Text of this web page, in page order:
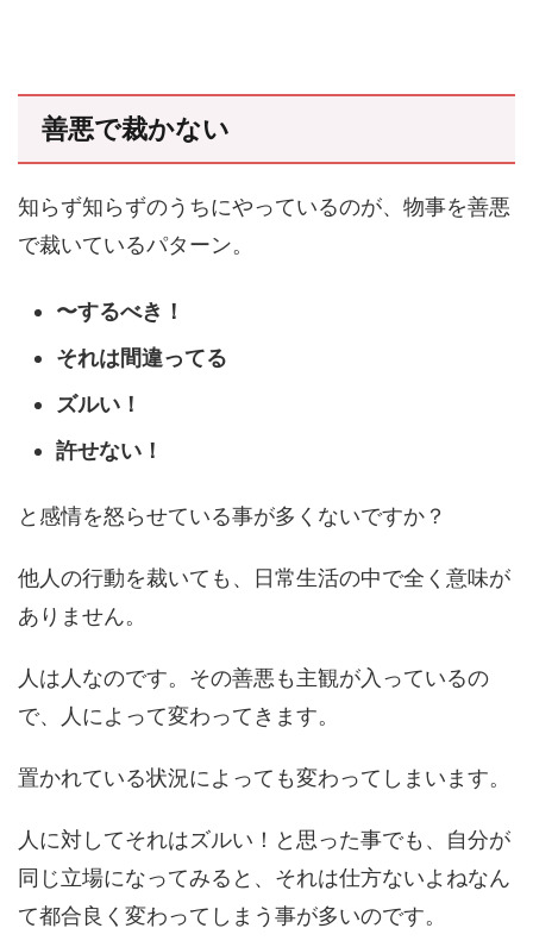
善悪で裁かない
知らず知らずのうちにやっているのが、物事を善悪
で裁いているパターン。
〜するべき！
それは間違ってる
ズルい！
許せない！
と感情を怒らせている事が多くないですか？
他人の行動を裁いても、日常生活の中で全く意味が
ありません。
人は人なのです。その善悪も主観が入っているの
で、人によって変わってきます。
置かれている状況によっても変わってしまいます。
人に対してそれはズルい！と思った事でも、自分が
同じ立場になってみると、それは仕方ないよねなん
て都合良く変わってしまう事が多いのです。